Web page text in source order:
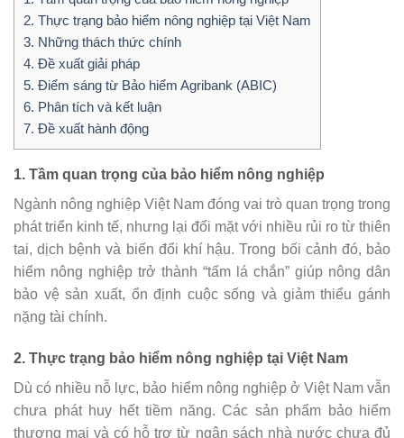
2. Thực trạng bảo hiểm nông nghiệp tại Việt Nam
3. Những thách thức chính
4. Đề xuất giải pháp
5. Điểm sáng từ Bảo hiểm Agribank (ABIC)
6. Phân tích và kết luận
7. Đề xuất hành động
1. Tầm quan trọng của bảo hiểm nông nghiệp
Ngành nông nghiệp Việt Nam đóng vai trò quan trọng trong
phát triển kinh tế, nhưng lại đối mặt với nhiều rủi ro từ thiên
tai, dịch bệnh và biến đổi khí hậu. Trong bối cảnh đó, bảo
hiểm nông nghiệp trở thành “tấm lá chắn” giúp nông dân
bảo vệ sản xuất, ổn định cuộc sống và giảm thiểu gánh
nặng tài chính.
2. Thực trạng bảo hiểm nông nghiệp tại Việt Nam
Dù có nhiều nỗ lực, bảo hiểm nông nghiệp ở Việt Nam vẫn
chưa phát huy hết tiềm năng. Các sản phẩm bảo hiểm
thương mại và có hỗ trợ từ ngân sách nhà nước chưa đủ